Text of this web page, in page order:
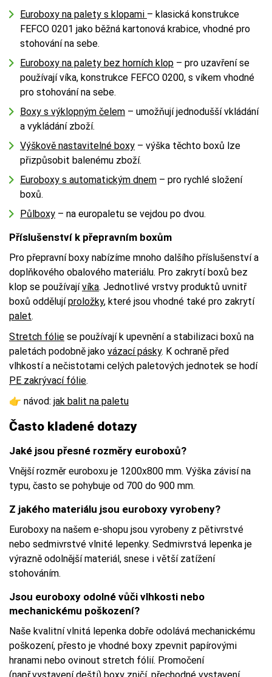
Euroboxy na palety s klopami – klasická konstrukce
FEFCO 0201 jako běžná kartonová krabice, vhodné pro
stohování na sebe.
Euroboxy na palety bez horních klop – pro uzavření se
používají víka, konstrukce FEFCO 0200, s víkem vhodné
pro stohování na sebe.
Boxy s výklopným čelem – umožňují jednodušší vkládání
a vykládání zboží.
Výškově nastavitelné boxy – výška těchto boxů lze
přizpůsobit balenému zboží.
Euroboxy s automatickým dnem – pro rychlé složení
boxů.
Půlboxy – na europaletu se vejdou po dvou.
Příslušenství k přepravním boxům
Pro přepravní boxy nabízíme mnoho dalšího příslušenství a
doplňkového obalového materiálu. Pro zakrytí boxů bez
klop se používajívíka. Jednotlivé vrstvy produktů uvnitř
boxů oddělujíproložky, které jsou vhodné také pro zakrytí
palet.
Stretch fólie se používají k upevnění a stabilizaci boxů na
paletách podobně jako vázací pásky. K ochraně před
vlhkostí a nečistotami celých paletových jednotek se hodí
PE zakrývací fólie.
👉 návod: jak balit na paletu
Často kladené dotazy
Jaké jsou přesné rozměry euroboxů?
Vnější rozměr euroboxu je 1200x800 mm. Výška závisí na
typu, často se pohybuje od 700 do 900 mm.
Z jakého materiálu jsou euroboxy vyrobeny?
Euroboxy na našem e-shopu jsou vyrobeny z pětivrstvé
nebo sedmivrstvé vlnité lepenky. Sedmivrstvá lepenka je
výrazně odolnější materiál, snese i větší zatížení
stohováním.
Jsou euroboxy odolné vůči vlhkosti nebo
mechanickému poškození?
Naše kvalitní vlnitá lepenka dobře odolává mechanickému
poškození, přesto je vhodné boxy zpevnit papírovými
hranami nebo ovinout stretch fólií. Promočení